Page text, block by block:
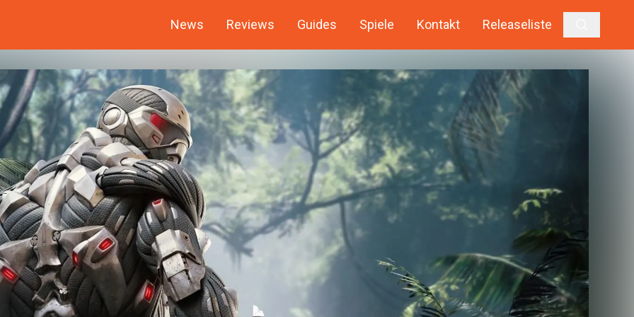
News Reviews Guides Spiele Kontakt Releaseliste